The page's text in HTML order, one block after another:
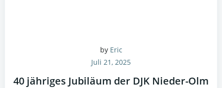
by Eric
Juli 21, 2025
40 jähriges Jubiläum der DJK Nieder-Olm